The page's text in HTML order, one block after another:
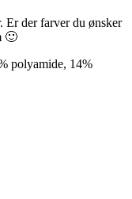
Er der farver du ønsker
🙂
polyamide, 14%